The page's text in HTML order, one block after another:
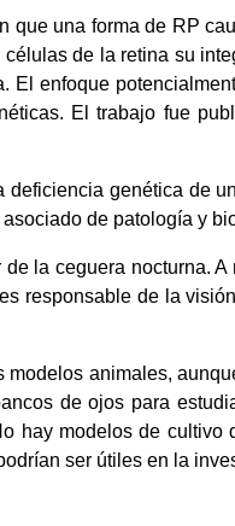
una forma de RP
de la retina su
El enfoque
El trabajo fue
genética de
de patología y
la ceguera nocturna. A
responsable de la
animales,
de ojos para
hay modelos de cultivo
ser útiles en la